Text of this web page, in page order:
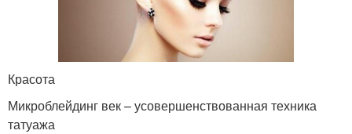
Красота
Микроблейдинг век – усовершенствованная техника
татуажа